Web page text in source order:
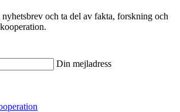
och ta del av fakta, forskning och
Din mejladress